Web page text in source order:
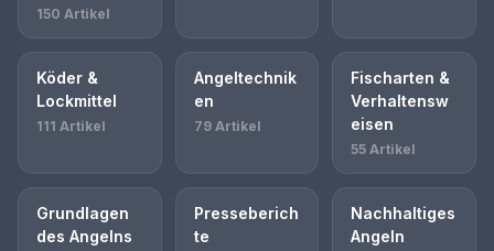
150 Artikel
Köder &
Lockmittel
111 Artikel
Angeltechnik
en
79 Artikel
Fischarten &
Verhaltensw
eisen
55 Artikel
Grundlagen
des Angelns
Presseberich
te
Nachhaltiges
Angeln